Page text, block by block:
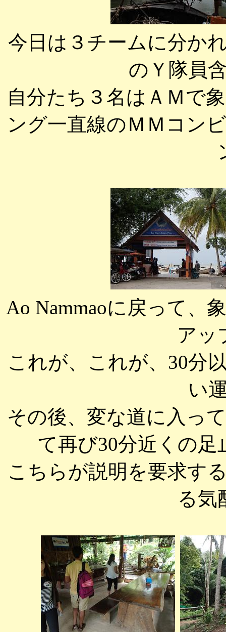
今日は３チームに分か
のＹ隊員
自分たち３名はＡＭで
ング一直線のＭＭコン
Ao Nammaoに戻って、
アッ
これが、これが、30分
い
その後、変な道に入っ
て再び30分近くの
こちらが説明を要求す
る気